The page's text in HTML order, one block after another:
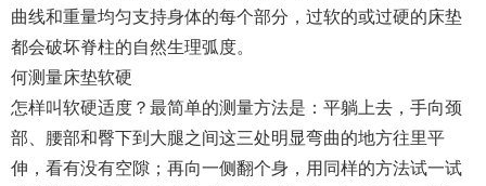
曲线和重量均匀支持身体的每个部分，过软的或过硬的床垫
都会破坏脊柱的自然生理弧度。
何测量床垫软硬
怎样叫软硬适度？最简单的测量方法是：平躺上去，手向颈
部、腰部和臀下到大腿之间这三处明显弯曲的地方往里平
伸，看有没有空隙；再向一侧翻个身，用同样的方法试一试